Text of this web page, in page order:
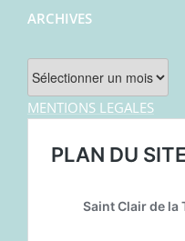
ARCHIVES
Archives
MENTIONS LEGALES